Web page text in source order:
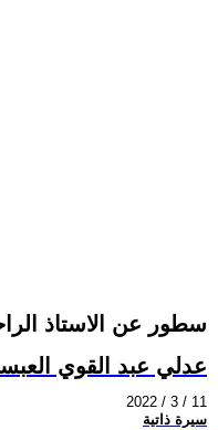
سطور عن الاستاذ
عدلي عبد القوي
2022 / 3 / 11
سيرة ذاتية